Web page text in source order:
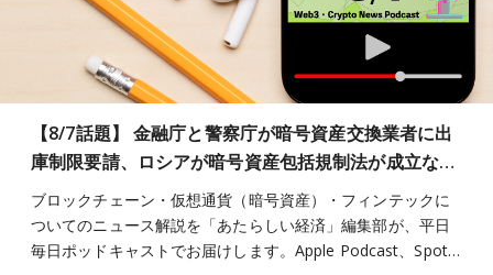
【8/7話題】 金融庁と警察庁が暗号資産交換業者に出
庫制限要請、ロシアが暗号資産包括規制法が成立な…
ブロックチェーン・仮想通貨（暗号資産）・フィンテックに
ついてのニュース解説を「あたらしい経済」編集部が、平日
毎日ポッドキャストでお届けします。Apple Podcast、Spot…